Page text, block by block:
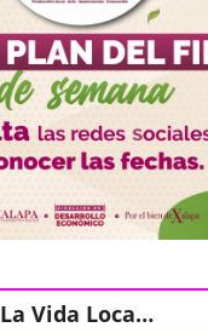
La Vida Loca…